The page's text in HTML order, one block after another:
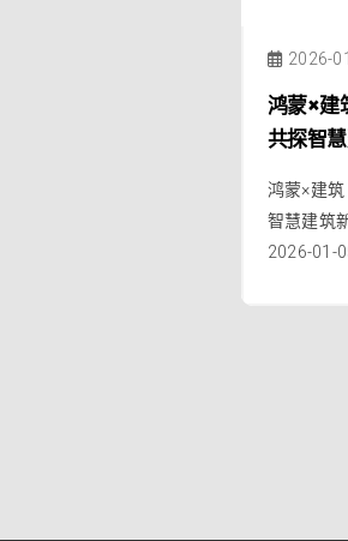
2026-
鸿蒙×建
共探智
鸿蒙×建
智慧建筑
2026-01-